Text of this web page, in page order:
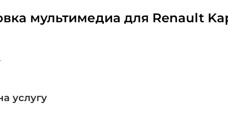
мультимедиа для Renault
услугу